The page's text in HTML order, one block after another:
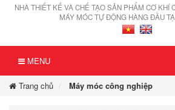
NHÀ THIẾT KẾ VÀ CHẾ TẠO SẢN PHẨM CƠ KHÍ
MÁY MÓC TỰ ĐỘNG HÀNG ĐẦU
MENU
Trang chủ Máy móc công nghiệp